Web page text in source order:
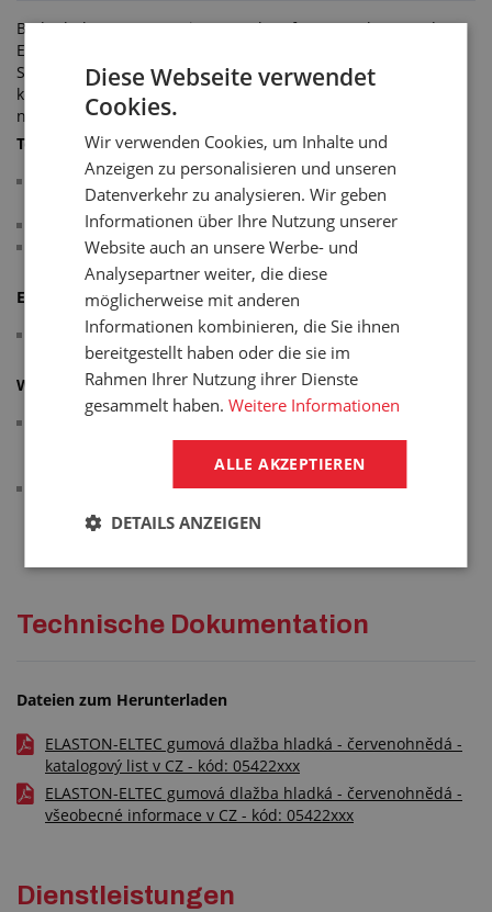
Bodenbelag aus Gummi, vorgesehen für Sportplätze und
Erholungseinrichtungen (Kinderspielplätze, Gehwege,
Sportzentren, Fitness-Studios, Turnhallen usw.). Die Platten
können auf Kies oder verdichteten Untergrund verlegt, auf
nivellierten Beton- oder Bitumenuntergrund geklebt werden.
Technische Parameter:
Material: recyclierter Gummi (einschichtige Platten aus
Gummigranulat mit Polyurethan als Bindemittel)
Abmessungen: 500 x 500 mm, 1000 x 1000 mm
Farbe: rotbraun
Erfüllt die Normen:
EN 1177
Weitere Informationen:
die Verbindungsstifte versehen, die Stifte werden mit der
*Index HIC (CFH Critical Fall Height) = Schlüsselparameter
für die Ermittlung der Sicherheit der stoßdämpfenden
Spielplatzböden
Technische Dokumentation
Dateien zum Herunterladen
ELASTON-ELTEC gumová dlažba hladká - červenohnědá -
katalogový list v CZ - kód: 05422xxx
ELASTON-ELTEC gumová dlažba hladká - červenohnědá -
všeobecné informace v CZ - kód: 05422xxx
Dienstleistungen
Diese Webseite verwendet
Cookies.
Wir verwenden Cookies, um Inhalte und
Anzeigen zu personalisieren und unseren
Datenverkehr zu analysieren. Wir geben
Informationen über Ihre Nutzung unserer
Website auch an unsere Werbe- und
Analysepartner weiter, die diese
möglicherweise mit anderen
Informationen kombinieren, die Sie ihnen
bereitgestellt haben oder die sie im
Rahmen Ihrer Nutzung ihrer Dienste
gesammelt haben.Weitere Informationen
ALLE AKZEPTIEREN
DETAILS ANZEIGEN